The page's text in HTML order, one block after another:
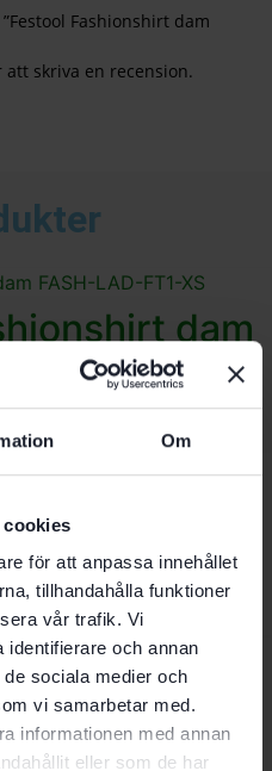
Om
cookies
för att anpassa innehållet
tillhandahålla funktioner
vår trafik. Vi
identifierare och annan
sociala medier och
vi samarbetar med.
informationen med annan
eller som de har
Fashionshirt dam
att skriva en recension.
dam
XS
dam
XL
dam
M